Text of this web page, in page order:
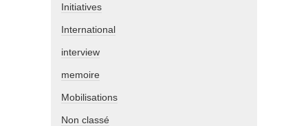
Initiatives
International
interview
memoire
Mobilisations
Non classé